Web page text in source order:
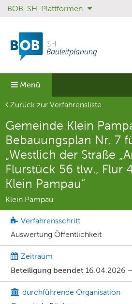
Sprungmenü
Direkt
Hauptnavigation
springen
Direkt
Inhalt
springen
BOB-SH-Plattformen
Menü
Aktuelle Seite
Zurück zur Verfahrensliste
Gemeinde Klein
Bebauungsplan Nr. 7
„Westlich der Straße
Flurstück 56 tlw., Flur
Klein Pampau“
Klein Pampau
Verfahrensschritt
Auswertung Öffentlichkeit
Zeitraum
Beteiligung beendet 16.04.2026 –
durchführende Organisation